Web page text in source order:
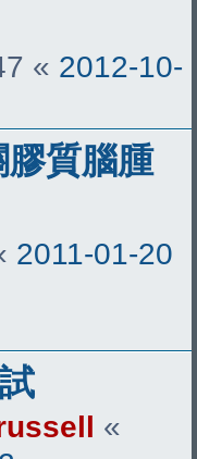
« 2012-10-
膠質腦腫
2011-01-20
«